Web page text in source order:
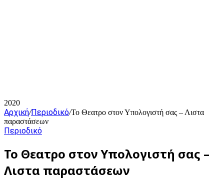
2020
Αρχική/Περιοδικό/Το Θεατρο στον Υπολογιστή σας – Λιστα
παραστάσεων
Περιοδικό
Το Θεατρο στον Υπολογιστή σας –
Λιστα παραστάσεων